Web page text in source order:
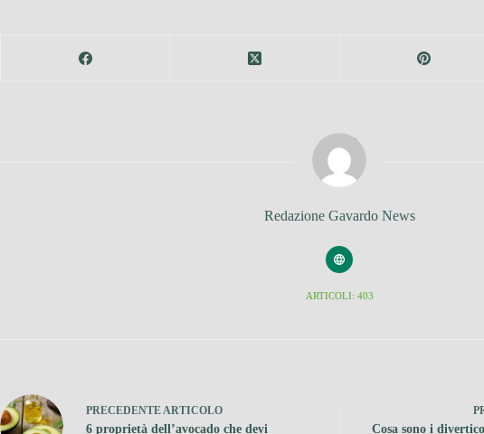
Redazione Gavardo News
ARTICOLI: 403
PRECEDENTE ARTICOLO
6 proprietà dell’avocado che devi Cosa sono i